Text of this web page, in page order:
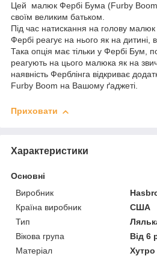
Цей малюк Фербі Бума (Furby
своїм великим батьком.
Під час натискання на голову
Фербі реагує на нього як на дитині,
Така опція має тільки у Фербі Бум,
реагують на цього малюка як на
наявність Ферблінга відкриває
Furby Boom на Вашому ґаджеті.
Приховати
Характеристики
Основні
Виробник
Країна виробник
США
Тип
Вікова група
Від 6
Матеріал